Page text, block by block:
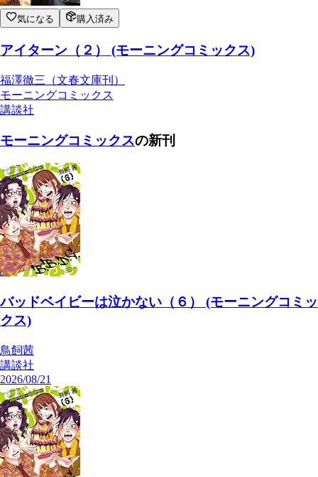
気になる 購入済み
アイターン（２） (モーニングコミックス)
福澤徹三（文春文庫刊）
モーニングコミックス
講談社
モーニングコミックスの新刊
バッドベイビーは泣かない（６） (モーニングコミッ
クス)
鳥飼茜
講談社
2026/08/21